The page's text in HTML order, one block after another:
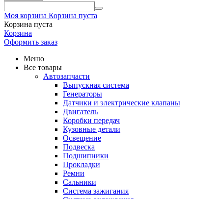
Моя корзина Корзина пуста
Корзина пуста
Корзина
Оформить заказ
Меню
Все товары
Автозапчасти
Выпускная система
Генераторы
Датчики и электрические клапаны
Двигатель
Коробки передач
Кузовные детали
Освещение
Подвеска
Подшипники
Прокладки
Ремни
Сальники
Система зажигания